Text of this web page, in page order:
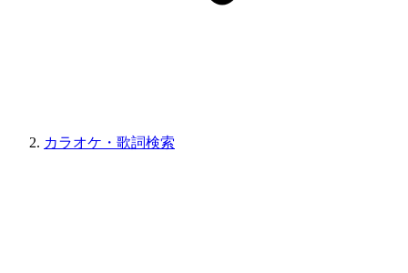
カラオケ・歌詞検索